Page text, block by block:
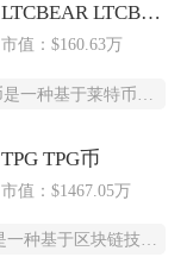
LTCBEAR LTCBEAR币
市值：$160.63万
TPG TPG币
市值：$1467.05万